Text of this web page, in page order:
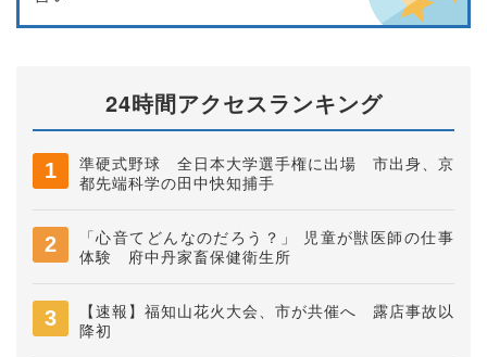
24時間アクセスランキング
準硬式野球 全日本大学選手権に出場 市出身、京
都先端科学の田中快知捕手
「心音てどんなのだろう？」 児童が獣医師の仕事
体験 府中丹家畜保健衛生所
【速報】福知山花火大会、市が共催へ 露店事故以
降初